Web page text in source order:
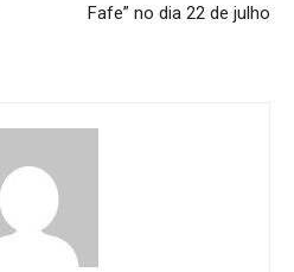
Fafe” no dia 22 de julho